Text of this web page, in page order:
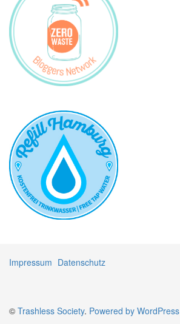
Impressum Datenschutz
© Trashless Society. Powered by WordPress